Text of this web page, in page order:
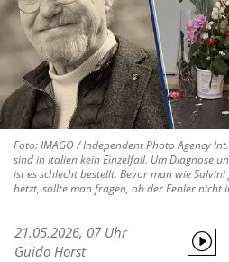
Foto: IMAGO / Independent Photo Agency
sind in Italien kein Einzelfall. Um Diagnose
ist es schlecht bestellt. Bevor man wie
hetzt, sollte man fragen, ob der Fehler nicht
21.05.2026, 07 Uhr
Guido Horst